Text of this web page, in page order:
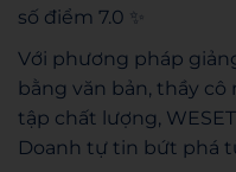
số điểm 7.0 ✨
Với phương pháp
bằng văn bản, thầy
tập chất lượng,
Doanh tự tin bứt phá